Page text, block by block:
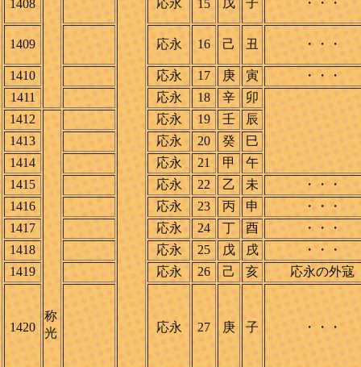
1408 応永 15 戊 子 ・・・
1409 応永 16 己 丑 ・・・
1410 応永 17 庚 寅
・・・
1411
応永 18 辛
卯
1412
称
光
応永 19 壬
辰
1413
応永 20 癸
巳
1414
応永 21 甲
午
1415
応永 22 乙 未
・・・
1416
応永 23 丙 申
・・・
1417
応永 24 丁 酉
・・・
1418
応永 25 戊 戌
・・・
1419
応永 26 己 亥 応永の外寇
1420 応永 27 庚 子 ・・・